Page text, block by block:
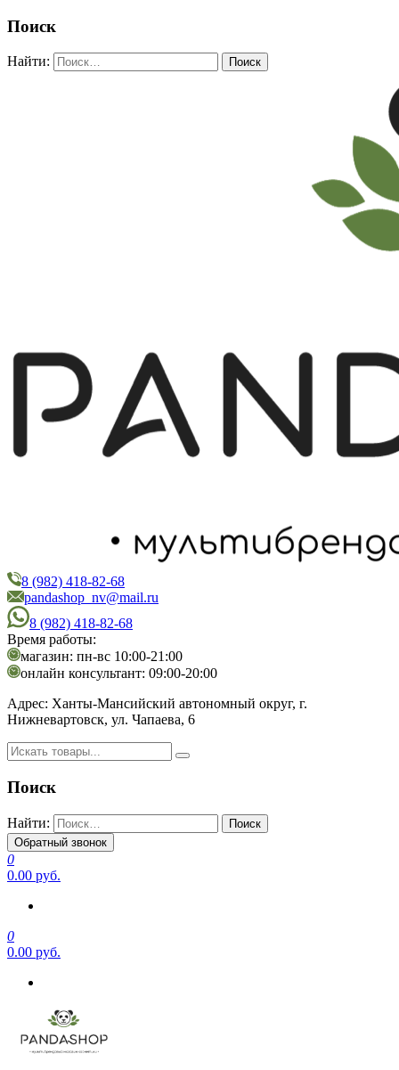
Поиск
Найти:
PandaShop
Интернет-магазин косметики
8 (982) 418-82-68
pandashop_nv@mail.ru
8 (982) 418-82-68
Время работы:
магазин: пн-вс 10:00-21:00
онлайн консультант: 09:00-20:00
Адрес: Ханты-Мансийский автономный округ, г.
Нижневартовск, ул. Чапаева, 6
Поиск
Найти:
Обратный звонок
0
0.00 руб.
0
0.00 руб.